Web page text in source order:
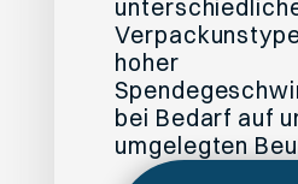
hoher
bei Bedarf auf
umgelegten